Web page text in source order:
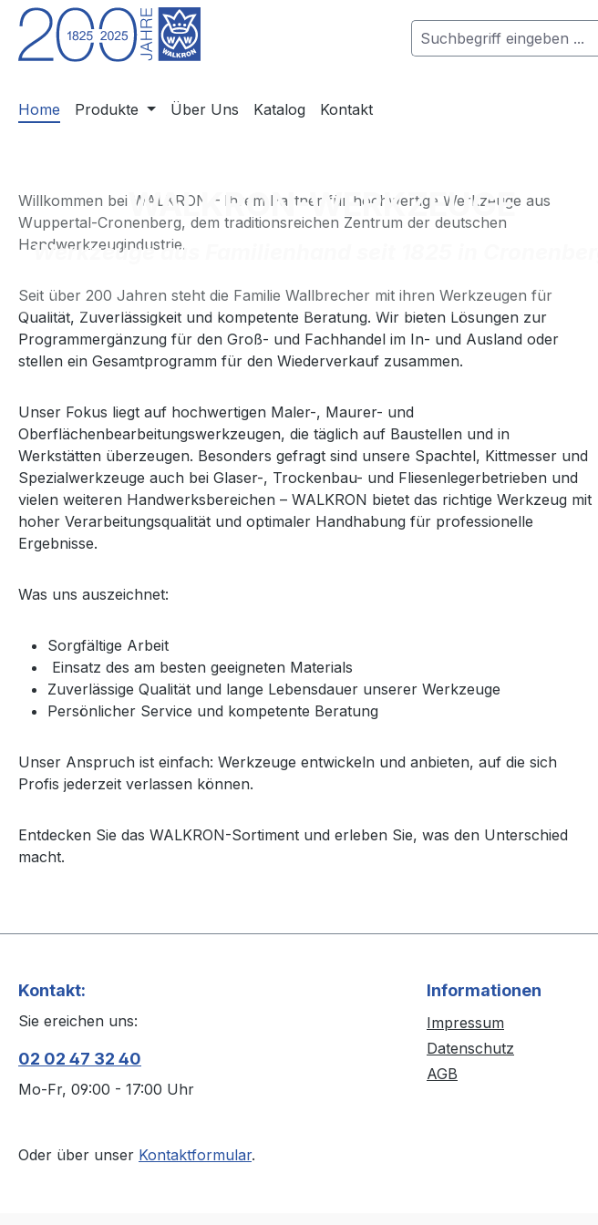
Hauptinhalt springen
Zur Suche springen
Zur Hauptnavigation springen
Home Produkte Über Uns Katalog Kontakt
WALKRON-WERKZEUGE
Werkzeuge aus Familienhand seit 1825 in Cronenberg
Willkommen bei WALKRON – Ihrem Partner für hochwertige Werkzeuge aus
Wuppertal-Cronenberg, dem traditionsreichen Zentrum der deutschen
Handwerkzeugindustrie.
Seit über 200 Jahren steht die Familie Wallbrecher mit ihren Werkzeugen für
Qualität, Zuverlässigkeit und kompetente Beratung. Wir bieten Lösungen zur
Programmergänzung für den Groß- und Fachhandel im In- und Ausland oder
stellen ein Gesamtprogramm für den Wiederverkauf zusammen.
Unser Fokus liegt auf hochwertigen Maler-, Maurer- und
Oberflächenbearbeitungswerkzeugen, die täglich auf Baustellen und in
Werkstätten überzeugen. Besonders gefragt sind unsere Spachtel, Kittmesser und
Spezialwerkzeuge auch bei Glaser-, Trockenbau- und Fliesenlegerbetrieben und
vielen weiteren Handwerksbereichen – WALKRON bietet das richtige Werkzeug mit
hoher Verarbeitungsqualität und optimaler Handhabung für professionelle
Ergebnisse.
Was uns auszeichnet:
Sorgfältige Arbeit
Einsatz des am besten geeigneten Materials
Zuverlässige Qualität und lange Lebensdauer unserer Werkzeuge
Persönlicher Service und kompetente Beratung
Unser Anspruch ist einfach: Werkzeuge entwickeln und anbieten, auf die sich
Profis jederzeit verlassen können.
Entdecken Sie das WALKRON-Sortiment und erleben Sie, was den Unterschied
macht.
Kontakt:
Sie ereichen uns:
02 02 47 32 40
Mo-Fr, 09:00 - 17:00 Uhr
Oder über unser Kontaktformular.
Informationen
Impressum
Datenschutz
AGB